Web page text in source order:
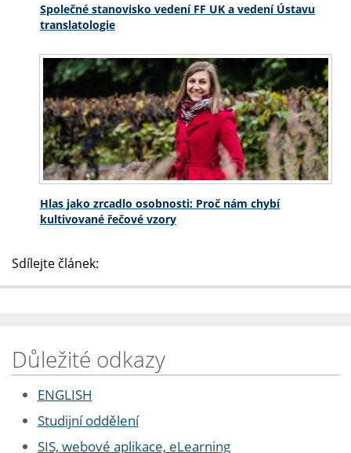
Společné stanovisko vedení FF UK a vedení Ústavu
translatologie
Hlas jako zrcadlo osobnosti: Proč nám chybí
kultivované řečové vzory
Sdílejte článek:
Důležité odkazy
ENGLISH
Studijní oddělení
SIS, webové aplikace, eLearning